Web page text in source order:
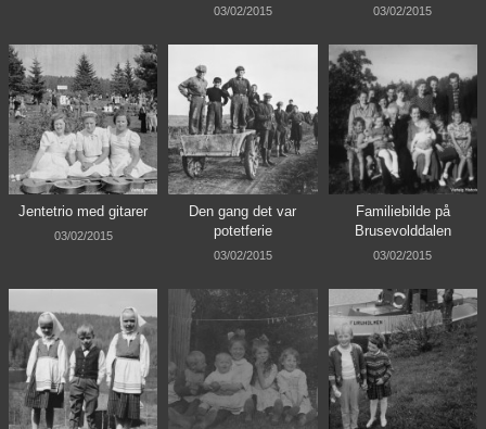
03/02/2015 03/02/2015
Jentetrio med gitarer
03/02/2015
Den gang det var
potetferie
03/02/2015
Familiebilde på
Brusevolddalen
03/02/2015